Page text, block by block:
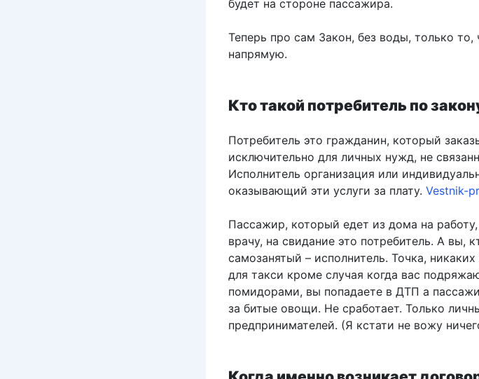
будет на стороне пассажира.
Теперь про сам Закон, без воды, только то,
напрямую.
Кто такой потребитель по
Потребитель это гражданин, который
исключительно для личных нужд, не
Исполнитель организация или
оказывающий эти услуги за плату. Vestnik-
Пассажир, который едет из дома на
врачу, на свидание это потребитель. А вы,
самозанятый – исполнитель. Точка,
для такси кроме случая когда вас
помидорами, вы попадаете в ДТП а
за битые овощи. Не сработает. Только
предпринимателей. (Я кстати не вожу